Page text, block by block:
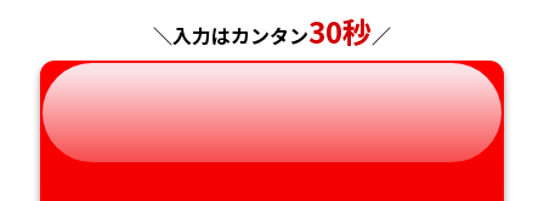
神奈川県
長野県
岐阜県
静岡県
兵庫県
奈良県
和歌山県
広島県
山口県
徳島県
長崎県
熊本県
大分県
＼入力はカンタン30秒／